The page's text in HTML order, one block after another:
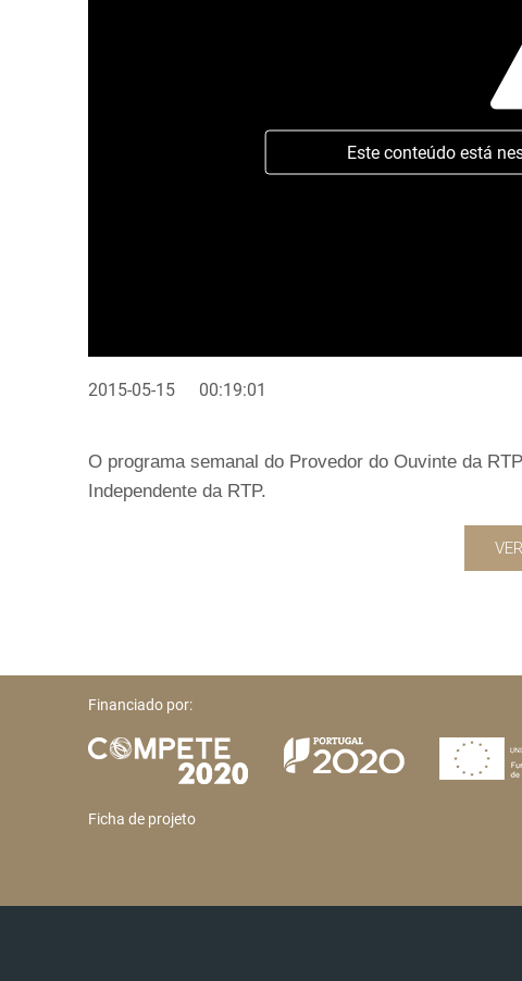
Este conteúdo está
2015-05-15 00:19:01
O programa semanal do Provedor do Ouvinte da
Independente da RTP.
Financiado por:
Ficha de projeto